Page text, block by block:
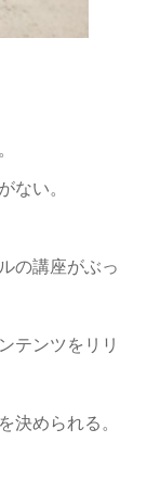
ない。
の講座がぶっ
テンツをリリ
決められる。